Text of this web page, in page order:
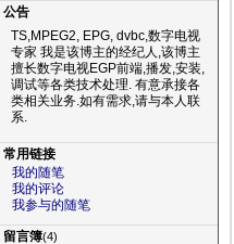
公告
TS,MPEG2, EPG, dvbc,数字电视
专家 我是该博主的经纪人,该博主
擅长数字电视EGP前端,播发,安装,
调试等各类技术处理. 有意承接各
类相关业务.如有需求,请与本人联
系.
常用链接
我的随笔
我的评论
我参与的随笔
留言簿(4)